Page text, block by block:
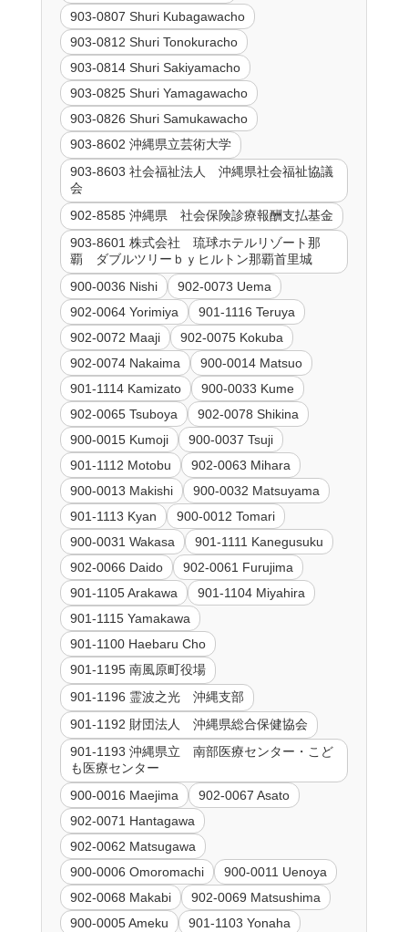
903-0807 Shuri Kubagawacho
903-0812 Shuri Tonokuracho
903-0814 Shuri Sakiyamacho
903-0825 Shuri Yamagawacho
903-0826 Shuri Samukawacho
903-8602 沖縄県立芸術大学
903-8603 社会福祉法人 沖縄県社会福祉協議
会
902-8585 沖縄県 社会保険診療報酬支払基金
903-8601 株式会社 琉球ホテルリゾート那
覇 ダブルツリーｂｙヒルトン那覇首里城
900-0036 Nishi
902-0073 Uema
902-0064 Yorimiya
901-1116 Teruya
902-0072 Maaji
902-0075 Kokuba
902-0074 Nakaima
900-0014 Matsuo
901-1114 Kamizato
900-0033 Kume
902-0065 Tsuboya
902-0078 Shikina
900-0015 Kumoji
900-0037 Tsuji
901-1112 Motobu
902-0063 Mihara
900-0013 Makishi
900-0032 Matsuyama
901-1113 Kyan
900-0012 Tomari
900-0031 Wakasa
901-1111 Kanegusuku
902-0066 Daido
902-0061 Furujima
901-1105 Arakawa
901-1104 Miyahira
901-1115 Yamakawa
901-1100 Haebaru Cho
901-1195 南風原町役場
901-1196 霊波之光 沖縄支部
901-1192 財団法人 沖縄県総合保健協会
901-1193 沖縄県立 南部医療センター・こど
も医療センター
900-0016 Maejima
902-0067 Asato
902-0071 Hantagawa
902-0062 Matsugawa
900-0006 Omoromachi
900-0011 Uenoya
902-0068 Makabi
902-0069 Matsushima
900-0005 Ameku
901-1103 Yonaha